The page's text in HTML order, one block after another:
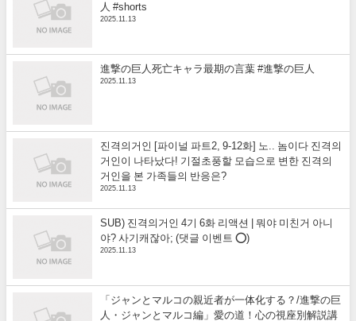
人 #shorts
2025.11.13
進撃の巨人死亡キャラ最期の言葉 #進撃の巨人
2025.11.13
진격의거인 [파이널 파트2, 9-12화] 노.. 놈이다 진격의
거인이 나타났다! 기절초풍할 모습으로 변한 진격의
거인을 본 가족들의 반응은?
2025.11.13
SUB) 진격의거인 4기 6화 리액션 | 뭐야 미친거 아니
야? 사기캐잖아; (댓글 이벤트 ⭕)
2025.11.13
「ジャンとマルコの親近者が一体化する？/進撃の巨
人・ジャンとマルコ編」愛の道！心の視座別解説講